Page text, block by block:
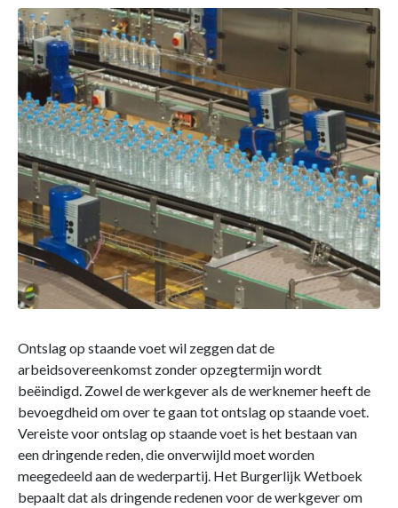
Ontslag op staande voet wil zeggen dat de
arbeidsovereenkomst zonder opzegtermijn wordt
beëindigd. Zowel de werkgever als de werknemer heeft de
bevoegdheid om over te gaan tot ontslag op staande voet.
Vereiste voor ontslag op staande voet is het bestaan van
een dringende reden, die onverwijld moet worden
meegedeeld aan de wederpartij. Het Burgerlijk Wetboek
bepaalt dat als dringende redenen voor de werkgever om